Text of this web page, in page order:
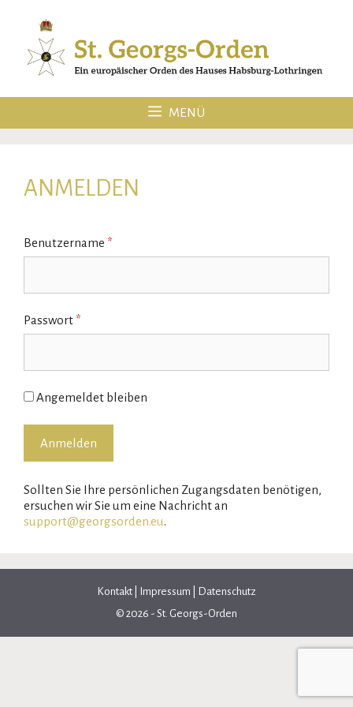
springen
MENÜ
ANMELDEN
Benutzername *
Passwort *
Angemeldet bleiben
Sollten Sie Ihre persönlichen Zugangsdaten benötigen,
ersuchen wir Sie um eine Nachricht an
support@georgsorden.eu.
Kontakt Impressum
Datenschutz
© 2026 - St. Georgs-Orden